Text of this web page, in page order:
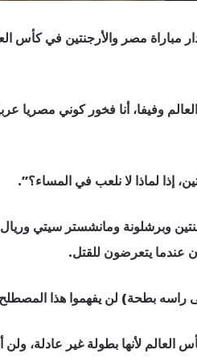
مصر والأرجنتين في كأس
وفيفا، أنا فخور كوني مصريا
إذا لماذا لا نلعب في المساء؟”.
وبرشلونة ومانشستر سيتي وريال
عندما يتعرضون للقتل.
بطحة) لن يفهموا هذا
لأنها بطولة غير عادلة، ولن